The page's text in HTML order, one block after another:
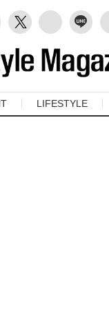
LIFESTYLE